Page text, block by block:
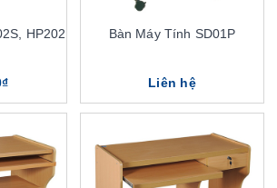
HP202 Bàn Máy Tính SD01P
Liên hệ